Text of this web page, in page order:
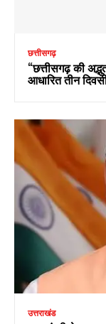
छत्तीसगढ़
“छत्तीसगढ़ की
आधारित तीन
उत्तराखंड